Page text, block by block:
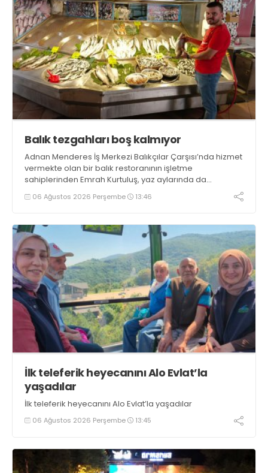
Balık tezgahları boş kalmıyor
Adnan Menderes İş Merkezi Balıkçılar Çarşısı’nda hizmet
vermekte olan bir balık restoranının işletme
sahiplerinden Emrah Kurtuluş, yaz aylarında da
tezgahlarda taze balık bulunduğunu ifade ederek “Yıl
boyunca tezgahlarda taze balık bulmak mümkün
06 Ağustos 2026 Perşembe 13:46
İlk teleferik heyecanını Alo Evlat’la
yaşadılar
İlk teleferik heyecanını Alo Evlat’la yaşadılar
06 Ağustos 2026 Perşembe 13:45